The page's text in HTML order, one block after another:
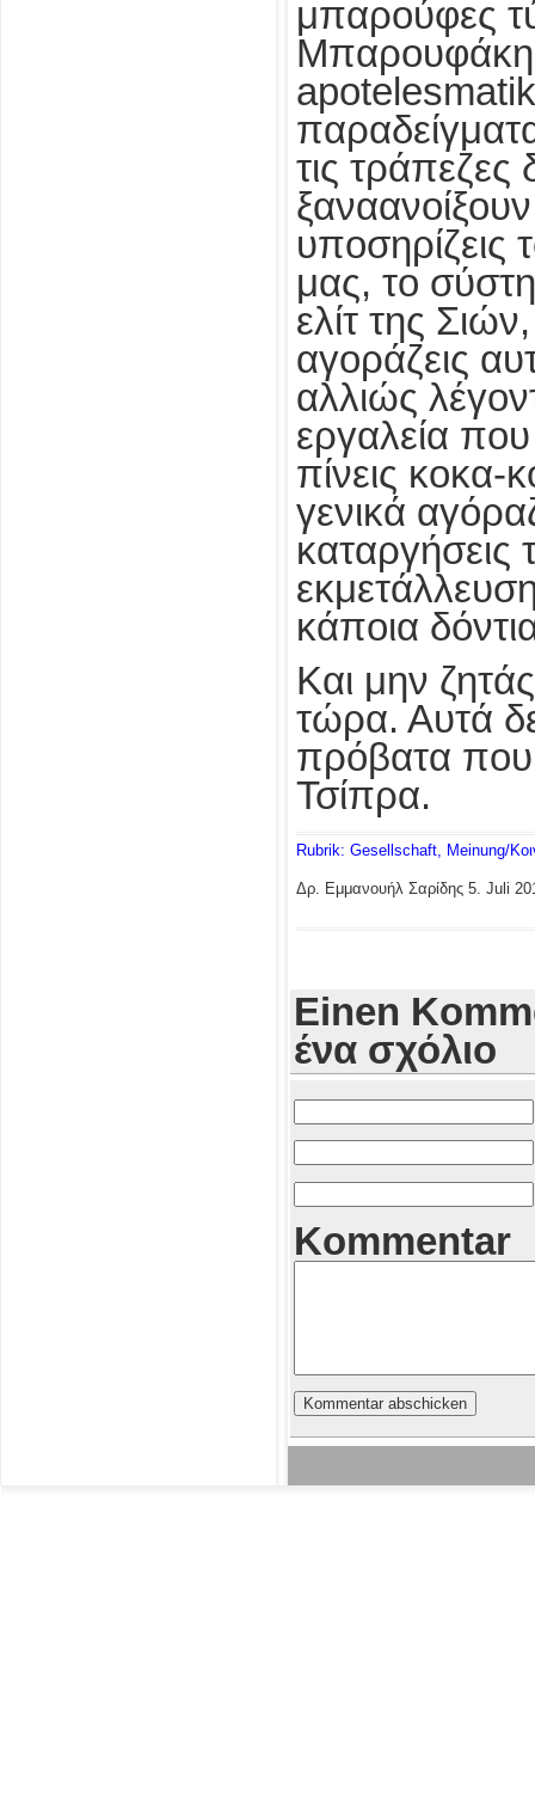
μπαρούφες
Μπαρουφάκη,
τις τράπεζες
ξαναανοίξουν
υποσηρίζεις
μας, το
ελίτ της
αγοράζεις
αλλιώς
εργαλεία
πίνεις κοκα-
γενικά
καταργήσεις
κάποια
Και μην
τώρα. Αυτά
πρόβατα που
Τσίπρα.
Rubrik: Gesellschaft, Meinung/
Δρ. Εμμανουήλ Σαρίδης 5. Juli
Einen
ένα σχόλιο
Kommentar